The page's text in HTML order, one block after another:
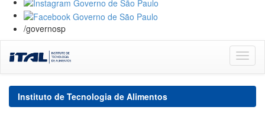
/governosp
navigation
Instituto de Tecnologia de Alimentos